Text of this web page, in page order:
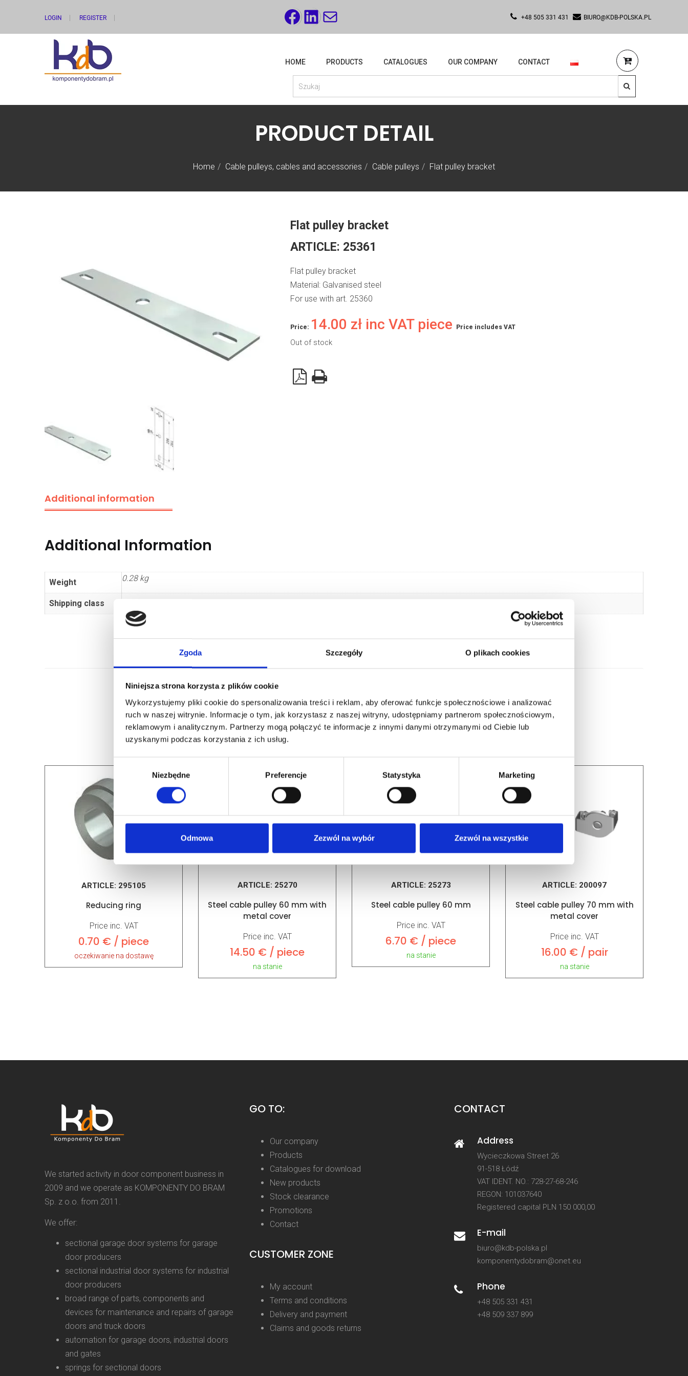
Zgoda Szczegóły O plikach cookies
Niniejsza strona korzysta z plików cookie
Wykorzystujemy pliki cookie do spersonalizowania treści i reklam, aby oferować funkcje społecznościowe i analizować
ruch w naszej witrynie. Informacje o tym, jak korzystasz z naszej witryny, udostępniamy partnerom społecznościowym,
reklamowym i analitycznym. Partnerzy mogą połączyć te informacje z innymi danymi otrzymanymi od Ciebie lub
uzyskanymi podczas korzystania z ich usług.
Niezbędne Preferencje Statystyka Marketing
Odmowa Zezwól na wybór Zezwól na wszystkie
LOGIN REGISTER FACEBOOK
LINKEDIN
MAIL +48 505 331 431 BIURO@KDB-POLSKA.PL
HOME PRODUCTS CATALOGUES OUR COMPANY CONTACT
Home Cable pulleys, cables and accessories Cable pulleys Flat pulley bracket
PRODUCT DETAIL
Flat pulley bracket
ARTICLE: 25361
Flat pulley bracket
Material: Galvanised steel
For use with art. 25360
Price: 14.00 zł inc VAT piece Price includes VAT
Out of stock
Additional information
Additional Information
Weight 0.28 kg
Shipping class
RELATED PRODUCTS
ARTICLE: 295105
Reducing ring
Price inc. VAT
0.70 € / piece
oczekiwanie na dostawę
ARTICLE: 25270
Steel cable pulley 60 mm with
metal cover
Price inc. VAT
14.50 € / piece
na stanie
ARTICLE: 25273
Steel cable pulley 60 mm
Price inc. VAT
6.70 € / piece
na stanie
ARTICLE: 200097
Steel cable pulley 70 mm with
metal cover
Price inc. VAT
16.00 € / pair
na stanie
We started activity in door component business in
2009 and we operate as KOMPONENTY DO BRAM
Sp. z o.o. from 2011.
We offer:
sectional garage door systems for garage
door producers
sectional industrial door systems for industrial
door producers
broad range of parts, components and
devices for maintenance and repairs of garage
doors and truck doors
automation for garage doors, industrial doors
and gates
springs for sectional doors
GO TO:
Our company
Products
Catalogues for download
New products
Stock clearance
Promotions
Contact
CUSTOMER ZONE
My account
Terms and conditions
Delivery and payment
Claims and goods returns
CONTACT
Address
Wycieczkowa Street 26
91-518 Łódź
VAT IDENT. NO.: 728-27-68-246
REGON: 101037640
Registered capital PLN 150 000,00
E-mail
biuro@kdb-polska.pl
komponentydobram@onet.eu
Phone
+48 505 331 431
+48 509 337 899